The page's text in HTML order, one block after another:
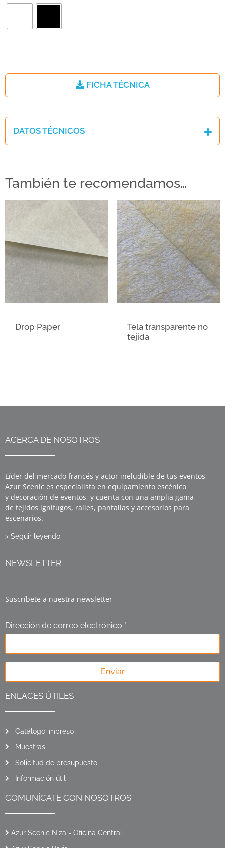
FICHA TÉCNICA
DATOS TÉCNICOS
También te recomendamos…
Drop Paper
Tela transparente no
tejida
ACERCA DE NOSOTROS
Líder del mercado francés y actor ineludible de tus eventos,
Azur Scenic es especialista en equipamiento escénico
y decoración de eventos, y cuenta con una amplia gama
de tejidos ignífugos, raíles, pantallas y accesorios para
escenarios.
> Seguir leyendo
NEWSLETTER
Suscríbete a nuestra newsletter
Dirección de correo electrónico *
Enviar
ENLACES ÚTILES
Catálogo impreso
Muestras
Solicitud de presupuesto
Información útil
COMUNÍCATE CON NOSOTROS
Azur Scenic Niza - Oficina Central